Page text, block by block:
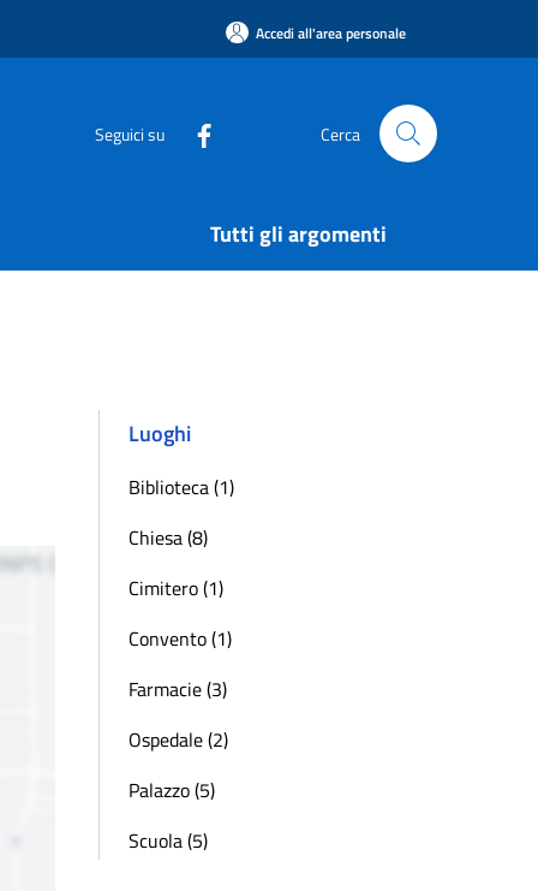
Accedi all'area personale
Seguici su Cerca
Tutti gli argomenti
Luoghi
Biblioteca (1)
Chiesa (8)
Cimitero (1)
Convento (1)
Farmacie (3)
Ospedale (2)
Palazzo (5)
Scuola (5)